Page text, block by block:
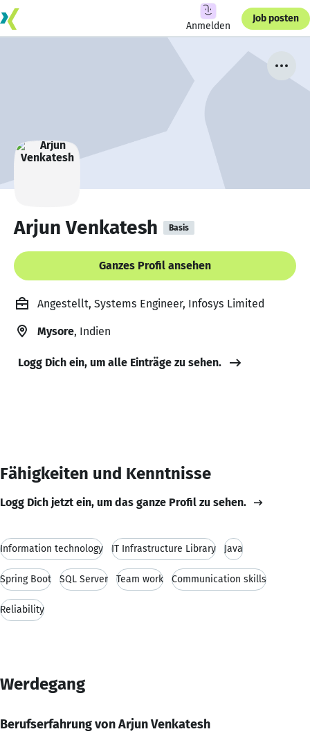
Anmelden
Job posten
Arjun Venkatesh Basis
Ganzes Profil ansehen
Angestellt, Systems Engineer, Infosys Limited
Mysore, Indien
Logg Dich ein, um alle Einträge zu sehen.
Fähigkeiten und Kenntnisse
Logg Dich jetzt ein, um das ganze Profil zu sehen.
Information technology IT Infrastructure Library Java
Spring Boot SQL Server Team work Communication skills
Reliability
Werdegang
Berufserfahrung von Arjun Venkatesh